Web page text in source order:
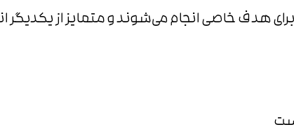
هدف خاصی انجام می‌شوند و متمایز از یکدیگر